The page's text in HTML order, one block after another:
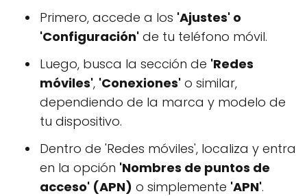
Primero, accede a los 'Ajustes' o
'Configuración' de tu teléfono móvil.
Luego, busca la sección de 'Redes
móviles', 'Conexiones' o similar,
dependiendo de la marca y modelo de
tu dispositivo.
Dentro de 'Redes móviles', localiza y entra
en la opción 'Nombres de puntos de
acceso' (APN) o simplemente 'APN'.